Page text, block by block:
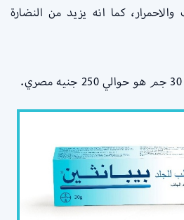
كما انه يزيد من النضارة
250 جنيه مصري.